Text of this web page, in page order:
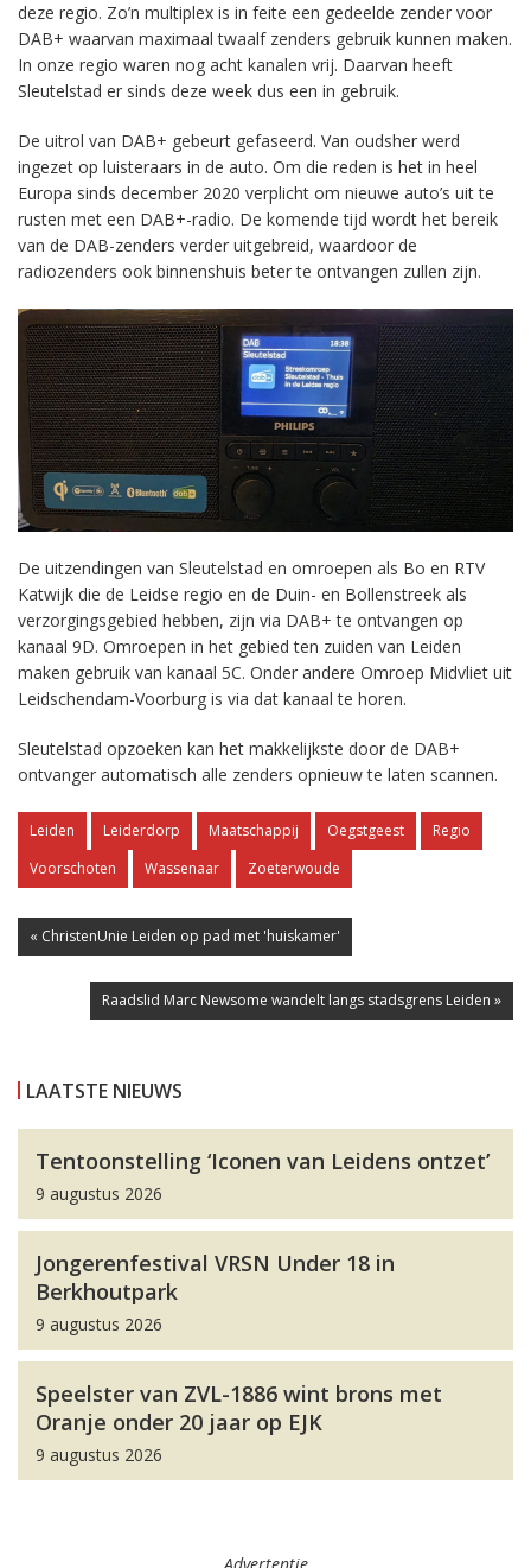
deze regio. Zo’n multiplex is in feite een gedeelde zender voor
DAB+ waarvan maximaal twaalf zenders gebruik kunnen maken.
In onze regio waren nog acht kanalen vrij. Daarvan heeft
Sleutelstad er sinds deze week dus een in gebruik.
De uitrol van DAB+ gebeurt gefaseerd. Van oudsher werd
ingezet op luisteraars in de auto. Om die reden is het in heel
Europa sinds december 2020 verplicht om nieuwe auto’s uit te
rusten met een DAB+-radio. De komende tijd wordt het bereik
van de DAB-zenders verder uitgebreid, waardoor de
radiozenders ook binnenshuis beter te ontvangen zullen zijn.
De uitzendingen van Sleutelstad en omroepen als Bo en RTV
Katwijk die de Leidse regio en de Duin- en Bollenstreek als
verzorgingsgebied hebben, zijn via DAB+ te ontvangen op
kanaal 9D. Omroepen in het gebied ten zuiden van Leiden
maken gebruik van kanaal 5C. Onder andere Omroep Midvliet uit
Leidschendam-Voorburg is via dat kanaal te horen.
Sleutelstad opzoeken kan het makkelijkste door de DAB+
ontvanger automatisch alle zenders opnieuw te laten scannen.
Leiden Leiderdorp Maatschappij Oegstgeest
Regio
Voorschoten
Wassenaar Zoeterwoude
« ChristenUnie Leiden op pad met 'huiskamer'
Raadslid Marc Newsome wandelt langs stadsgrens Leiden »
LAATSTE NIEUWS
Tentoonstelling ‘Iconen van Leidens ontzet’
9 augustus 2026
Jongerenfestival VRSN Under 18 in
Berkhoutpark
9 augustus 2026
Speelster van ZVL-1886 wint brons met
Oranje onder 20 jaar op EJK
9 augustus 2026